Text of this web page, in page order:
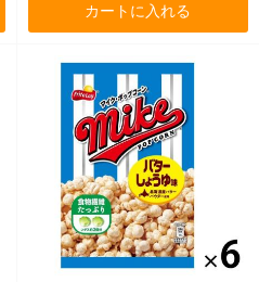
カートに入れる